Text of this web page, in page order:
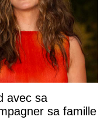
avec sa
sa famille